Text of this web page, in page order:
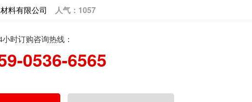
料有限公司 人气： 1057
时订购咨询热线：
0536-6565